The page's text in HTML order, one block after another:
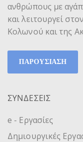
ανθρώπους με
και λειτουργεί
Κολωνού και της
ΠΑΡΟΥΣΙΑΣΗ
ΣΥΝΔΕΣΕΙΣ
e - Εργασίες
Δημιουργικές